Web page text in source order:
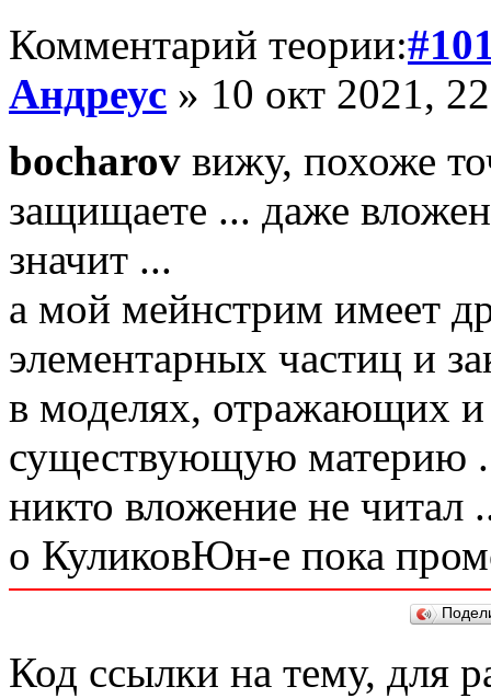
Комментарий теории:
Андреус » 10 окт 2021,
bocharov вижу, похоже
защищаете ... даже
значит ...
а мой мейнстрим имеет
элементарных частиц и
в моделях, отражающих
существующую материю
никто вложение не читал
о КуликовЮн-е пока
Код ссылки на тему, для